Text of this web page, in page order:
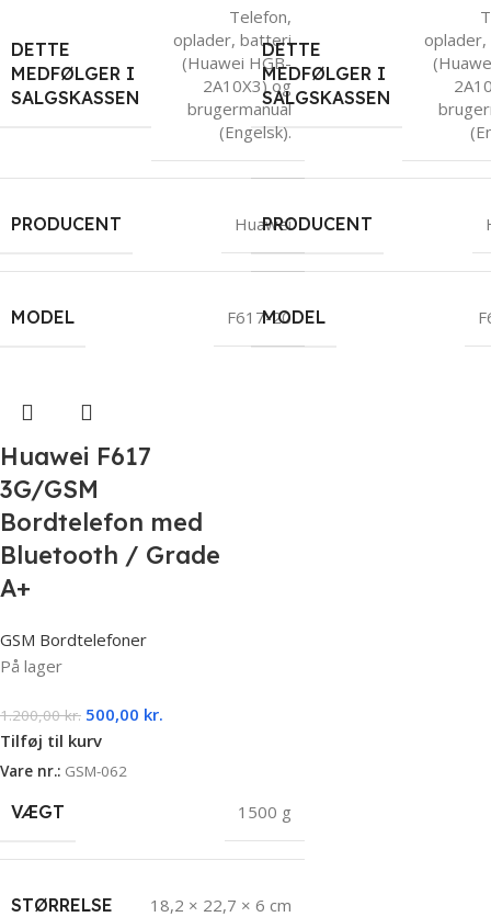
DETTE
MEDFØLGER I
SALGSKASSEN
Telefon,
oplader, batteri
(Huawei HGB-
2A10X3) og
brugermanual
(Engelsk).
PRODUCENT Huawei
MODEL F617-20
DETTE
MEDFØLGER I
SALGSKASSEN
PRODUCENT
MODEL
Huawei F617
3G/GSM
Bordtelefon med
Bluetooth / Grade
A+
GSM Bordtelefoner
På lager
1.200,00kr. 500,00 kr.
Tilføj til kurv
Vare nr.: GSM-062
VÆGT 1500 g
STØRRELSE 18,2 × 22,7 × 6 cm